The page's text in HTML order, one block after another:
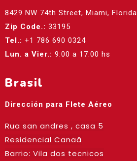
8429 NW 74th Street, Miami, Florida
Zip Code.: 33195
Tel.: +1 786 690 0324
Lun. a Vier.: 9:00 a 17:00 hs
Brasil
Dirección para Flete Aéreo
Rua san andres , casa 5
Residencial Canaã
Barrio: Vila dos tecnicos